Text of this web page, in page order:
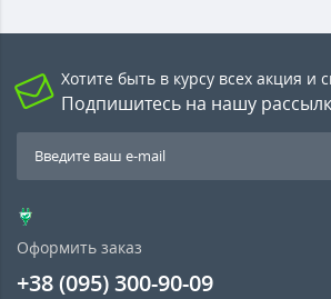
Хотите быть в курсу всех акция и
Подпишитесь на нашу
Оформить заказ
+38 (095) 300-90-09